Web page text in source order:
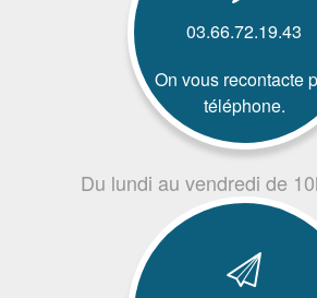
03.66.72.19.43
On vous recontacte
téléphone.
Du lundi au vendredi de